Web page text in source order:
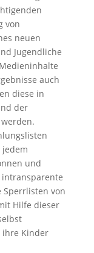
von
neuen
Jugendliche
auch
diese in
der
und
von
Hilfe dieser
ihre Kinder